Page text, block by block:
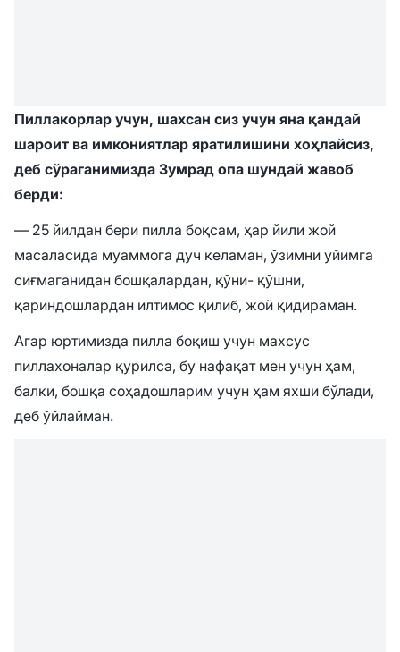
Пиллакорлар учун, шахсан сиз учун яна қандай
шароит ва имкониятлар яратилишини хоҳлайсиз,
деб сўраганимизда Зумрад опа шундай жавоб
берди:
— 25 йилдан бери пилла боқсам, ҳар йили жой
масаласида муаммога дуч келаман, ўзимни уйимга
сиғмаганидан бошқалардан, қўни- қўшни,
қариндошлардан илтимос қилиб, жой қидираман.
Агар юртимизда пилла боқиш учун махсус
пиллахоналар қурилса, бу нафақат мен учун ҳам,
балки, бошқа соҳадошларим учун ҳам яхши бўлади,
деб ўйлайман.